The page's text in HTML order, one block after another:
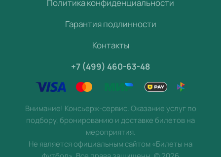
Политика конфиденциальности
Гарантия подлинности
Контакты
+7 (499) 460-63-48
Внимание! Консьерж-сервис. Оказание услуг по
подбору, бронированию и доставке билетов на
мероприятия.
Не является официальным сайтом «Билеты на